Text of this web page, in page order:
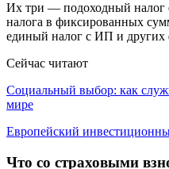
Их три — подоходный налог
налога в фиксированных
единый налог с ИП и других
Сейчас читают
Социальный выбор: как
мире
Европейский
Что со страховыми